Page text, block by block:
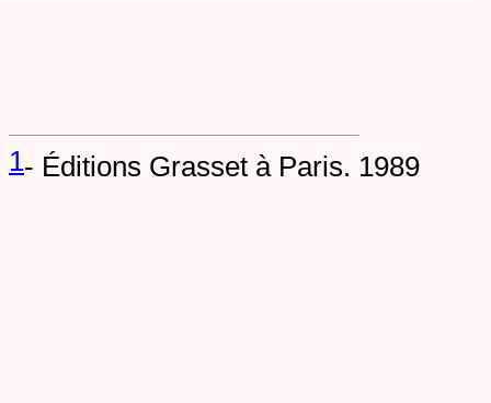
1- Éditions Grasset à Paris. 1989